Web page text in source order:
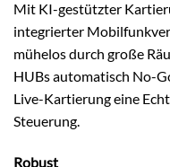
Mit KI-gestützter
integrierter
mühelos durch große
HUBs automatisch No-
Live-Kartierung eine
Steuerung.
Robust